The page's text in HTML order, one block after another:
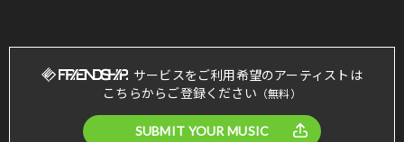
サービスをご利用希望のアーティストは
こちらからご登録ください （無料）
SUBMIT YOUR MUSIC